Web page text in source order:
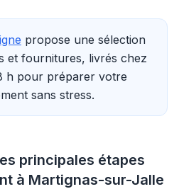
propose une sélection
et fournitures, livrés chez
h pour préparer votre
sans stress.
principales étapes
à Martignas-sur-Jalle